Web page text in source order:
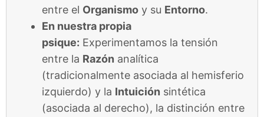
entre el Organismo y su Entorno.
En nuestra propia
psique: Experimentamos la tensión
entre la Razón analítica
(tradicionalmente asociada al hemisferio
izquierdo) y la Intuición sintética
(asociada al derecho), la distinción entre